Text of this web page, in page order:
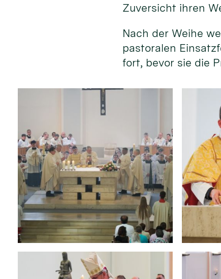
Zuversicht ihren
Nach der Weihe
pastoralen
fort, bevor sie die